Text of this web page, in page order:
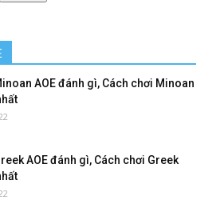
AOE đánh gì, Cách chơi Minoan
AOE đánh gì, Cách chơi Greek